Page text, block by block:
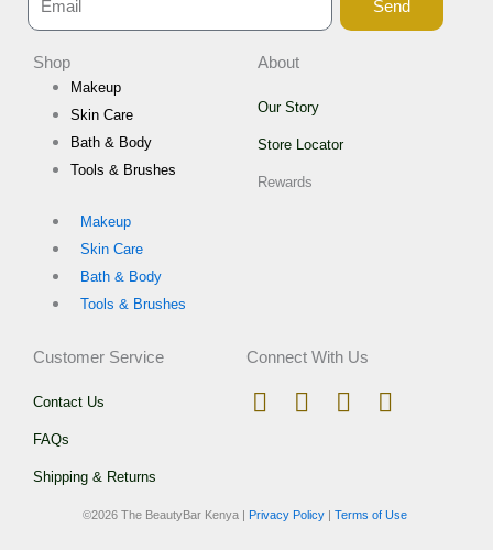
Send
Shop
Makeup
Skin Care
Bath & Body
Tools & Brushes
Makeup
Skin Care
Bath & Body
Tools & Brushes
About
Our Story
Store Locator
Rewards
Customer Service
Contact Us
FAQs
Shipping & Returns
Connect With Us
I
a
T
o
F
b
W
s
©2026 The BeautyBar Kenya | Privacy Policy Terms of Use